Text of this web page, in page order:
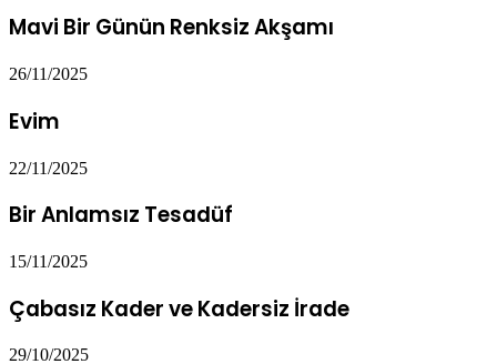
Mavi Bir Günün Renksiz Akşamı
26/11/2025
Evim
22/11/2025
Bir Anlamsız Tesadüf
15/11/2025
Çabasız Kader ve Kadersiz İrade
29/10/2025